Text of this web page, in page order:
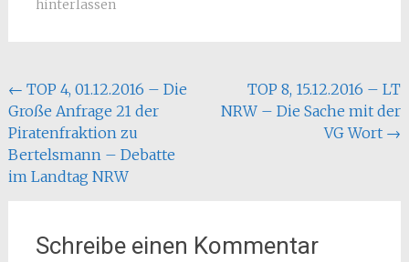
hinterlassen
Beitragsnavigation
← TOP 4, 01.12.2016 – Die
Große Anfrage 21 der
Piratenfraktion zu
Bertelsmann – Debatte
im Landtag NRW
TOP 8, 15.12.2016 – LT
NRW – Die Sache mit der
VG Wort →
Schreibe einen Kommentar